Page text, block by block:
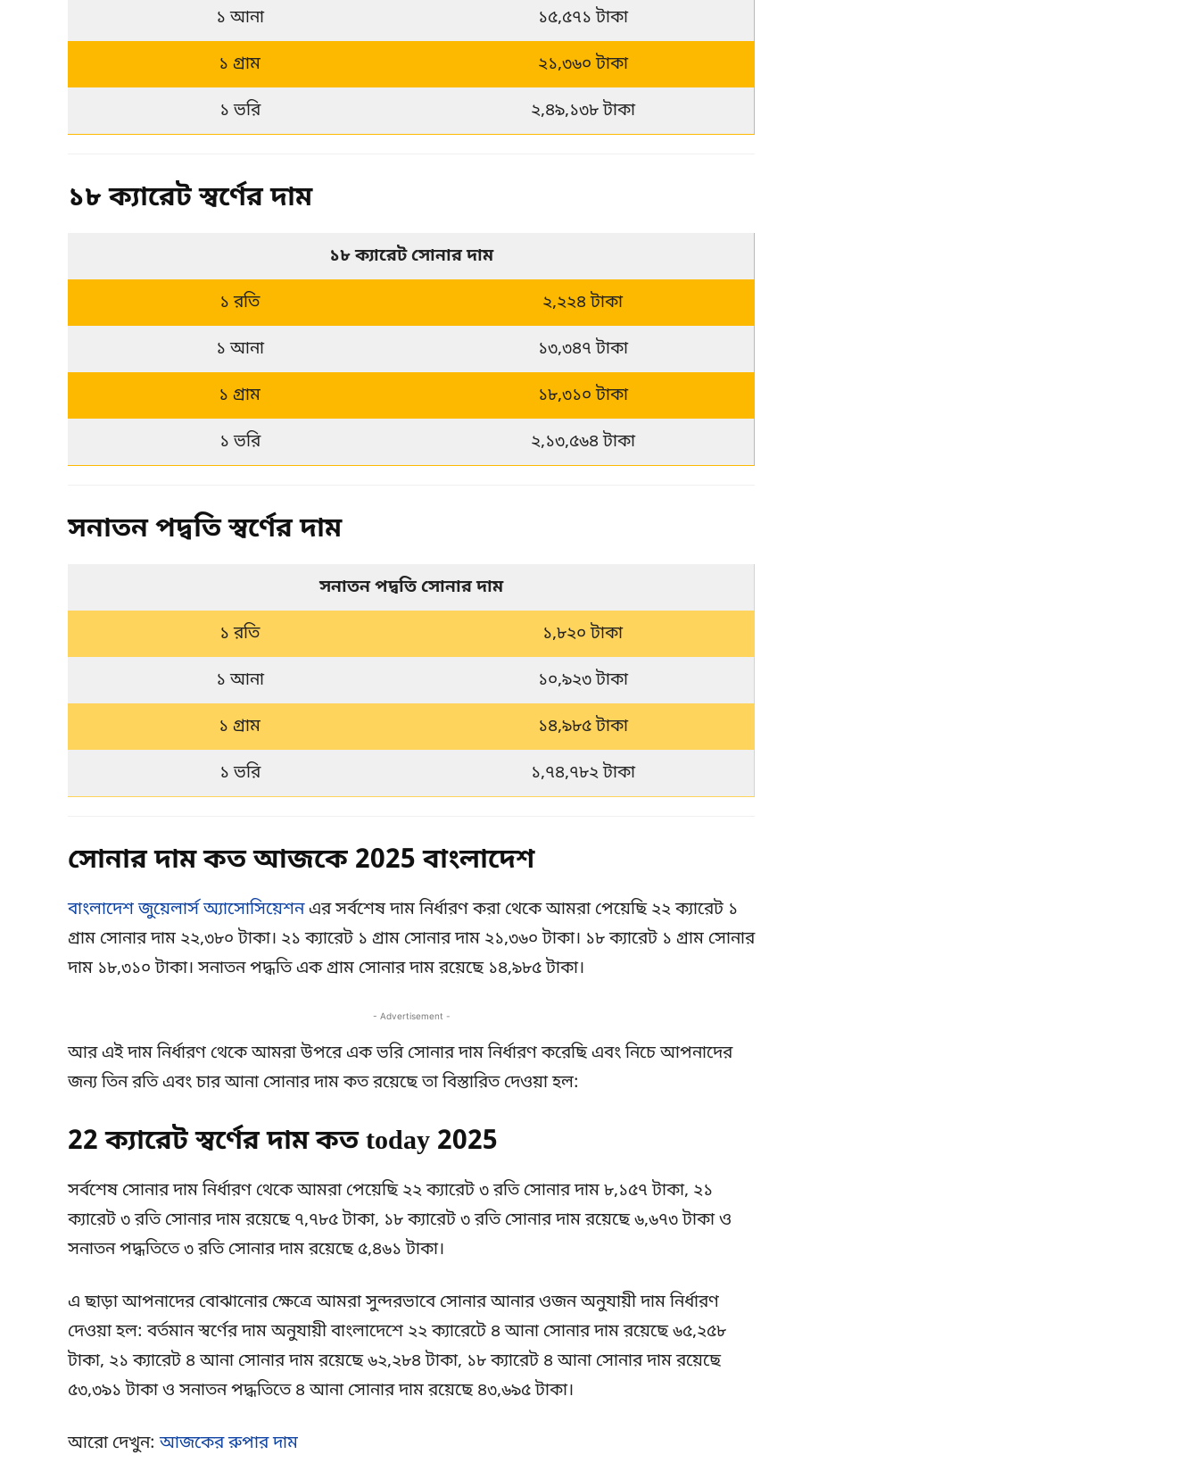
১ আনা ১৫,৫৭১ টাকা
১ গ্রাম ২১,৩৬০ টাকা
১ ভরি ২,৪৯,১৩৮ টাকা
১৮ ক্যারেট স্বর্ণের দাম
১৮ ক্যারেট সোনার দাম
১ রতি ২,২২৪ টাকা
১ আনা ১৩,৩৪৭ টাকা
১ গ্রাম ১৮,৩১০ টাকা
১ ভরি ২,১৩,৫৬৪ টাকা
সনাতন পদ্বতি স্বর্ণের দাম
সনাতন পদ্বতি সোনার দাম
১ রতি ১,৮২০ টাকা
১ আনা ১০,৯২৩ টাকা
১ গ্রাম ১৪,৯৮৫ টাকা
১ ভরি ১,৭৪,৭৮২ টাকা
সোনার দাম কত আজকে 2025 বাংলাদেশ
বাংলাদেশ জুয়েলার্স অ্যাসোসিয়েশনএর সর্বশেষ দাম নির্ধারণ করা থেকে আমরা পেয়েছি ২২ ক্যারেট ১
গ্রাম সোনার দাম ২২,৩৮০ টাকা। ২১ ক্যারেট ১ গ্রাম সোনার দাম ২১,৩৬০ টাকা। ১৮ ক্যারেট ১ গ্রাম সোনার
দাম ১৮,৩১০ টাকা। সনাতন পদ্ধতি এক গ্রাম সোনার দাম রয়েছে ১৪,৯৮৫ টাকা।
- Advertisement -
আর এই দাম নির্ধারণ থেকে আমরা উপরে এক ভরি সোনার দাম নির্ধারণ করেছি এবং নিচে আপনাদের
জন্য তিন রতি এবং চার আনা সোনার দাম কত রয়েছে তা বিস্তারিত দেওয়া হল:
22 ক্যারেট স্বর্ণের দাম কত today 2025
সর্বশেষ সোনার দাম নির্ধারণ থেকে আমরা পেয়েছি ২২ ক্যারেট ৩ রতি সোনার দাম ৮,১৫৭ টাকা, ২১
ক্যারেট ৩ রতি সোনার দাম রয়েছে ৭,৭৮৫ টাকা, ১৮ ক্যারেট ৩ রতি সোনার দাম রয়েছে ৬,৬৭৩ টাকা ও
সনাতন পদ্ধতিতে ৩ রতি সোনার দাম রয়েছে ৫,৪৬১ টাকা।
এ ছাড়া আপনাদের বোঝানোর ক্ষেত্রে আমরা সুন্দরভাবে সোনার আনার ওজন অনুযায়ী দাম নির্ধারণ
দেওয়া হল: বর্তমান স্বর্ণের দাম অনুযায়ী বাংলাদেশে ২২ ক্যারেটে ৪ আনা সোনার দাম রয়েছে ৬৫,২৫৮
টাকা, ২১ ক্যারেট ৪ আনা সোনার দাম রয়েছে ৬২,২৮৪ টাকা, ১৮ ক্যারেট ৪ আনা সোনার দাম রয়েছে
৫৩,৩৯১ টাকা ও সনাতন পদ্ধতিতে ৪ আনা সোনার দাম রয়েছে ৪৩,৬৯৫ টাকা।
আরো দেখুন:আজকের রুপার দাম